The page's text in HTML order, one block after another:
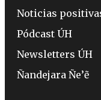
Noticias
Pódcast ÚH
Newsletters ÚH
Ñandejara Ñe’ẽ